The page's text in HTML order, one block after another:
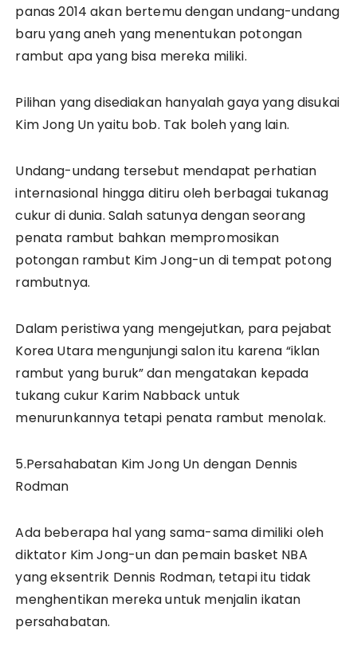
panas 2014 akan bertemu dengan undang-undang
baru yang aneh yang menentukan potongan
rambut apa yang bisa mereka miliki.
Pilihan yang disediakan hanyalah gaya yang disukai
Kim Jong Un yaitu bob. Tak boleh yang lain.
Undang-undang tersebut mendapat perhatian
internasional hingga ditiru oleh berbagai tukanag
cukur di dunia. Salah satunya dengan seorang
penata rambut bahkan mempromosikan
potongan rambut Kim Jong-un di tempat potong
rambutnya.
Dalam peristiwa yang mengejutkan, para pejabat
Korea Utara mengunjungi salon itu karena “iklan
rambut yang buruk” dan mengatakan kepada
tukang cukur Karim Nabback untuk
menurunkannya tetapi penata rambut menolak.
5.Persahabatan Kim Jong Un dengan Dennis
Rodman
Ada beberapa hal yang sama-sama dimiliki oleh
diktator Kim Jong-un dan pemain basket NBA
yang eksentrik Dennis Rodman, tetapi itu tidak
menghentikan mereka untuk menjalin ikatan
persahabatan.